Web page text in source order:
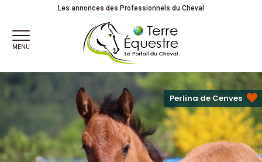
Annuaire équestreLes annonces des Professionnels du Cheval
MENU
Perlina de Cenves